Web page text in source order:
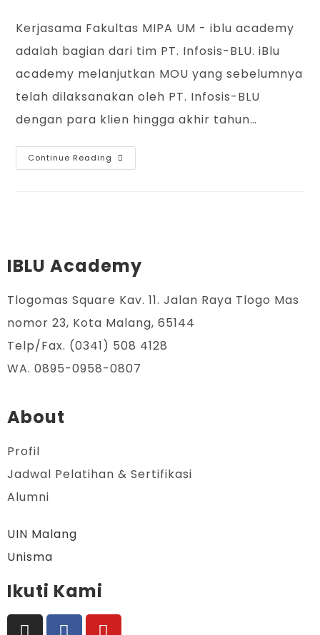
Kerjasama Fakultas MIPA UM - iblu academy
adalah bagian dari tim PT. Infosis-BLU. iBlu
academy melanjutkan MOU yang sebelumnya
telah dilaksanakan oleh PT. Infosis-BLU
dengan para klien hingga akhir tahun…
Continue Reading
IBLU Academy
Tlogomas Square Kav. 11. Jalan Raya Tlogo Mas
nomor 23, Kota Malang, 65144
Telp/Fax. (0341) 508 4128
WA. 0895-0958-0807
About
Profil
Jadwal Pelatihan & Sertifikasi
Alumni
UIN Malang
Unisma
Ikuti Kami